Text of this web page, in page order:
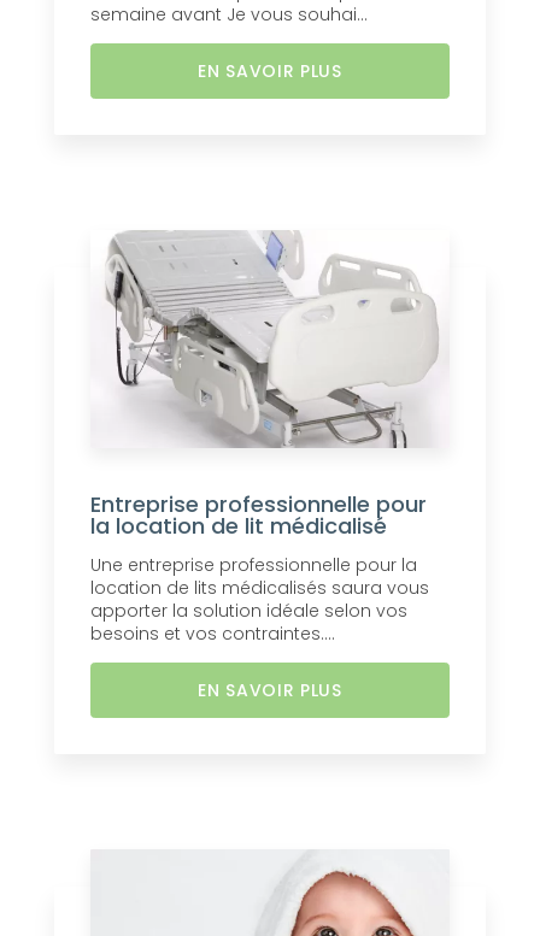
semaine avant Je vous souhai...
EN SAVOIR PLUS
Entreprise professionnelle pour
la location de lit médicalisé
Une entreprise professionnelle pour la
location de lits médicalisés saura vous
apporter la solution idéale selon vos
besoins et vos contraintes....
EN SAVOIR PLUS